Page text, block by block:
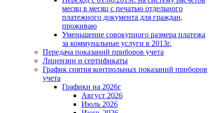
месяц в месяц с печатью отдельного
платежного документа для граждан,
проживаю
Уменьшение совокупного размера платежа
за коммунальные услуги в 2013г.
Передача показаний приборов учета
Лицензии и сертификаты
График снятия контрольных показаний приборов
учета
Графики на 2026г
Август 2026
Июль 2026